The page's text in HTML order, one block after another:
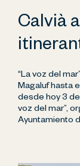
Calvià
“La voz del
Magaluf hasta
desde hoy 3
voz del mar”,
Ayuntamiento